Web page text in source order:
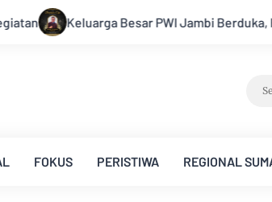
Hery Rawas Mantan Sekretaris PWI
FOKUS PERISTIWA REGIONAL